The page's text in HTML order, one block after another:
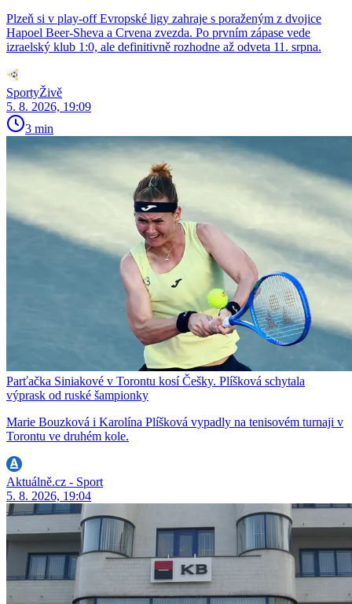
Plzeň si v play-off Evropské ligy zahraje s poraženým z dvojice
Hapoel Beer-Sheva a Crvena zvezda. Po prvním zápase vede
izraelský klub 1:0, ale definitivně rozhodne až odveta 11. srpna.
SportyŽivě
5. 8. 2026, 19:09
3 min
Parťačka Siniakové v Torontu kosí Češky. Plíšková schytala
výprask od ruské šampionky
Marie Bouzková i Karolína Plíšková vypadly na tenisovém turnaji v
Torontu ve druhém kole.
Aktuálně.cz - Sport
5. 8. 2026, 19:04